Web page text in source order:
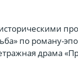
по роману-
драма